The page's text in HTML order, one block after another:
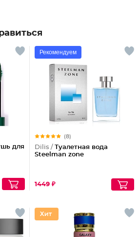
для
Рекомендуем
(8)
Dilis / Туалетная вода
Steelman zone
1449 ₽